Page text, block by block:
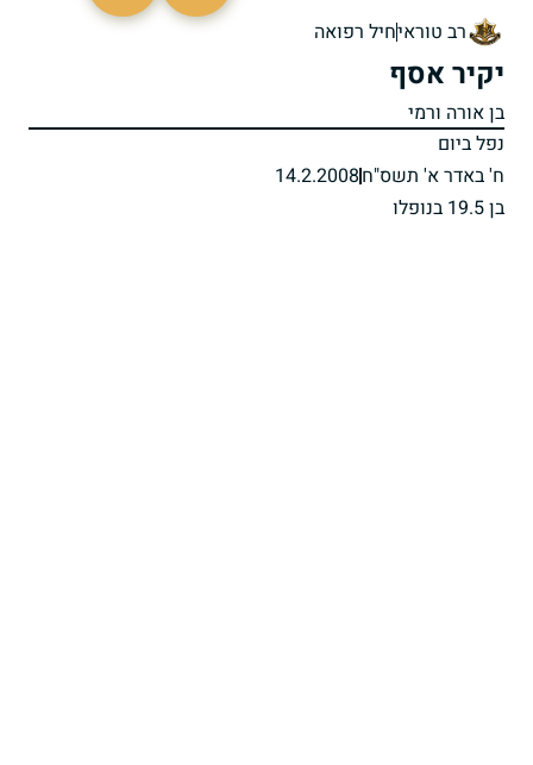
רב טוראיחיל רפואה
יקיר אסף
בן אורה ורמי
נפל ביום
ח' באדר א' תשס"ח14.2.2008
בן 19.5 בנופלו